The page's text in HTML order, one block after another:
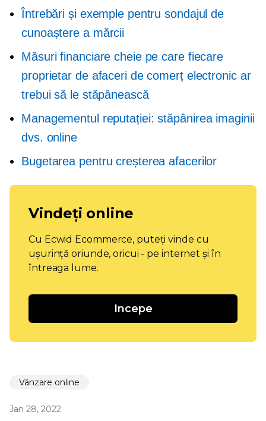
Întrebări și exemple pentru sondajul de
cunoaștere a mărcii
Măsuri financiare cheie pe care fiecare
proprietar de afaceri de comerț electronic ar
trebui să le stăpânească
Managementul reputației: stăpânirea imaginii
dvs. online
Bugetarea pentru creșterea afacerilor
Vindeți online
Cu Ecwid Ecommerce, puteți vinde cu
ușurință oriunde, oricui - pe internet și în
întreaga lume.
Incepe
Vânzare online
Jan 28, 2022